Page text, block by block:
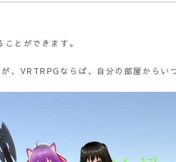
とができます。
、VRTRPGならば、自分の部屋からい